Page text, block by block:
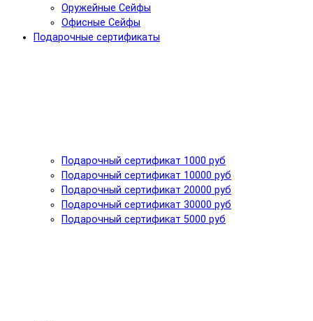
Оружейные Сейфы
Офисные Сейфы
Подарочные сертификаты
Подарочный сертификат 1000 руб
Подарочный сертификат 10000 руб
Подарочный сертификат 20000 руб
Подарочный сертификат 30000 руб
Подарочный сертификат 5000 руб